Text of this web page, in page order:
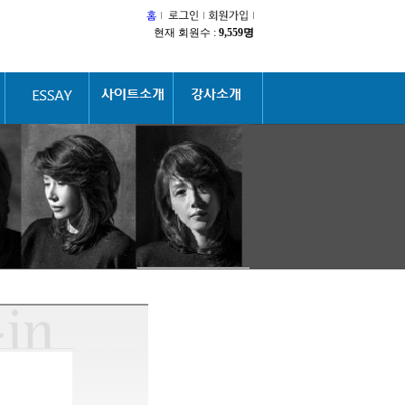
현재 회원수 : 9,559명